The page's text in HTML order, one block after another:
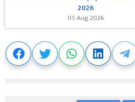
2026
05 Aug 2026